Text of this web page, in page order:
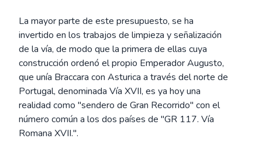
La mayor parte de este presupuesto, se ha
invertido en los trabajos de limpieza y señalización
de la vía, de modo que la primera de ellas cuya
construcción ordenó el propio Emperador Augusto,
que unía Braccara con Asturica a través del norte de
Portugal, denominada Vía XVII, es ya hoy una
realidad como "sendero de Gran Recorrido" con el
número común a los dos países de "GR 117. Vía
Romana XVII.".